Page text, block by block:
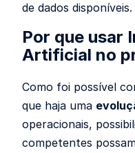
de dados disponíveis.
Por que usar
Artificial no
Como foi possível
que haja uma
operacionais,
competentes